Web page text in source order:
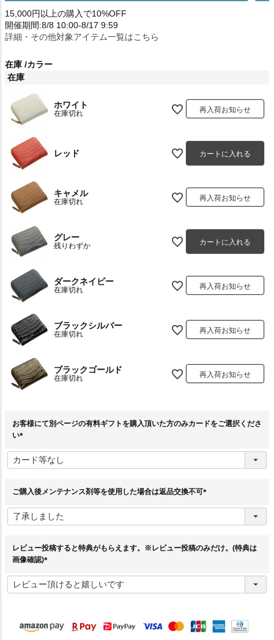
15,000円以上の購入で10%OFF
開催期間:8/8 10:00-8/17 9:59
詳細・その他対象アイテム一覧はこちら
在庫 カラー
在庫
ホワイト
在庫切れ 再入荷お知らせ
レッド カートに入れる
キャメル
在庫切れ 再入荷お知らせ
グレー
残りわずか カートに入れる
ダークネイビー
在庫切れ 再入荷お知らせ
ブラックシルバー
在庫切れ 再入荷お知らせ
ブラックゴールド
在庫切れ 再入荷お知らせ
お客様にて別ページの有料ギフトを購入頂いた方のみカードをご選択くださ
い
必
須
ご購入後メンテナンス剤等を使用した場合は返品交換不可
須
レビュー投稿すると特典がもらえます。※レビュー投稿のみだけ。(特典は
画像確認)
必
須